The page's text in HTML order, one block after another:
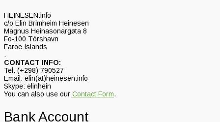
HEINESEN.info
c/o Elin Brimheim Heinesen
Magnus Heinasonargøta 8
Fo-100 Tórshavn
Faroe Islands
.
CONTACT INFO:
Tel. (+298) 790527
Email: elin(at)heinesen.info
Skype: elinhein
You can also use our Contact Form.
Bank Account